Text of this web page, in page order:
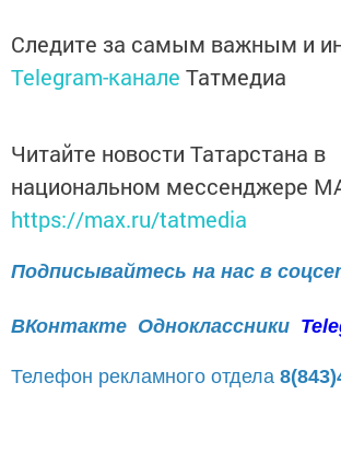
Следите за самым важным и
Telegram-канале Татмедиа
Читайте новости Татарстана в
национальном мессенджере
https://max.ru/tatmedia
Подписывайтесь на нас в
ВКонтакте Одноклассники
Телефон рекламного отдела